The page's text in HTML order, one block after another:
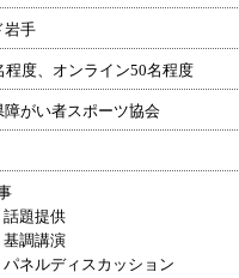
岩手
度、オンライン50名程度
障がい者スポーツ協会
題提供
調講演
ネルディスカッション